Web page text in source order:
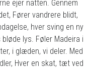
ejer natten. Gennem
Fører vandrere blidt,
hver sving en ny
lys. Føler Madeira i
i glæden, vi deler. Med
Hver en skat, tæt ved